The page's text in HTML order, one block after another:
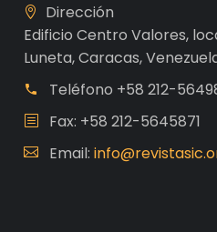
Dirección
Edificio Centro Valores,
Luneta, Caracas,
Teléfono +58 212-
Fax: +58 212-5645871
Email: